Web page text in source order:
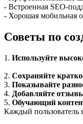
- Встроенная SEO-
- Хорошая мобильная
Советы по
1. Используйте
2. Сохраняйте
3. Показывайте
4. Добавляйте
5. Обучающий
Каждый пользователь